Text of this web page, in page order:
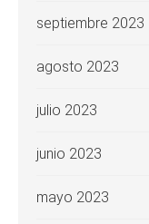
septiembre 2023
agosto 2023
julio 2023
junio 2023
mayo 2023